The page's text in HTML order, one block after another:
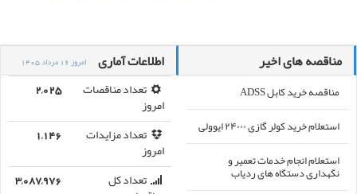
اطلاعات آماری امروز 16 مرداد 1405
تعداد مناقصات
امروز
2,025
تعداد مزایدات
امروز
1,146
تعداد کل
3,087,976
مناقصه های اخیر
مناقصه خرید کابل ADSS
استعلام خرید کولر گازی ۲۴۰۰۰ ایوولی
استعلام انجام خدمات تعمیر و
نگهداری دستگاه های ردیاب